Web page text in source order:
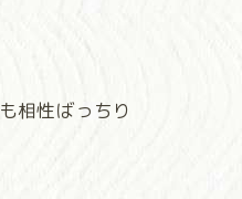
相性ばっちり